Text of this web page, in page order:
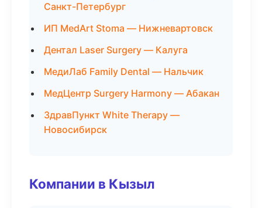
Санкт-Петербург
ИП MedArt Stoma — Нижневартовск
Дентал Laser Surgery — Калуга
МедиЛаб Family Dental — Нальчик
МедЦентр Surgery Harmony — Абакан
ЗдравПункт White Therapy —
Новосибирск
Компании в Кызыл